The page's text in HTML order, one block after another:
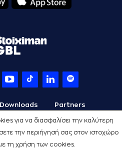
για να διασφαλίσει την καλύτερη
την περιήγησή σας στον ιστοχώρο
τη χρήση των cookies.
Downloads Partners